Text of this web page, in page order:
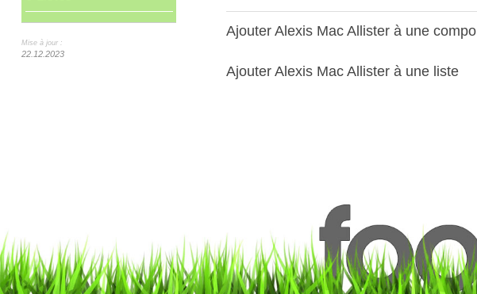
Mise à jour :
22.12.2023
Ajouter Alexis Mac Allister à une compo
Ajouter Alexis Mac Allister à une liste